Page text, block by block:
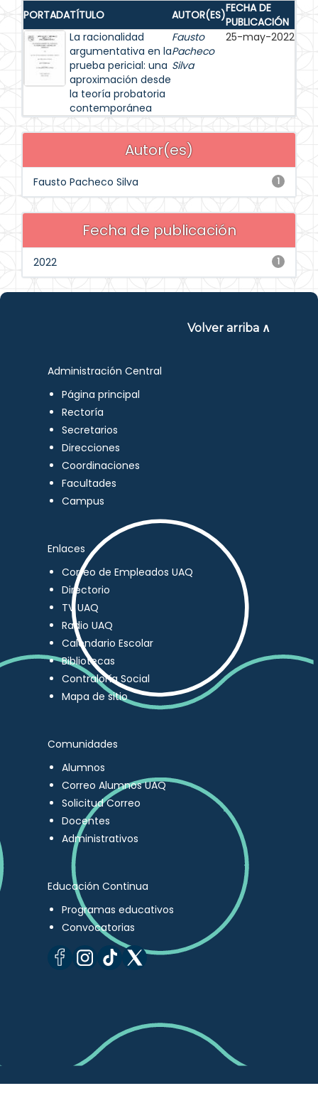
PORTADATÍTULO AUTOR(ES)FECHA DE
PUBLICACIÓN
La racionalidad
argumentativa en la
prueba pericial: una
aproximación desde
la teoría probatoria
contemporánea
Fausto
Pacheco
Silva
25-may-2022
Autor(es)
1
Fausto Pacheco Silva
Fecha de publicación
1
2022
Volver arriba ∧
Administración Central
Página principal
Rectoría
Secretarios
Direcciones
Coordinaciones
Facultades
Campus
Enlaces
Correo de Empleados UAQ
Directorio
TV UAQ
Radio UAQ
Calendario Escolar
Bibliotecas
Contraloría Social
Mapa de sitio
Comunidades
Alumnos
Correo Alumnos UAQ
Solicitud Correo
Docentes
Administrativos
Educación Continua
Programas educativos
Convocatorias